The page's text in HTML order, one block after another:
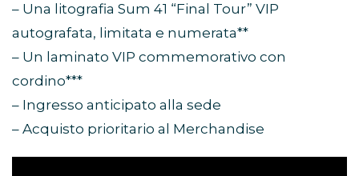
– Una litografia Sum 41 “Final Tour” VIP
autografata, limitata e numerata**
– Un laminato VIP commemorativo con
cordino***
– Ingresso anticipato alla sede
– Acquisto prioritario al Merchandise